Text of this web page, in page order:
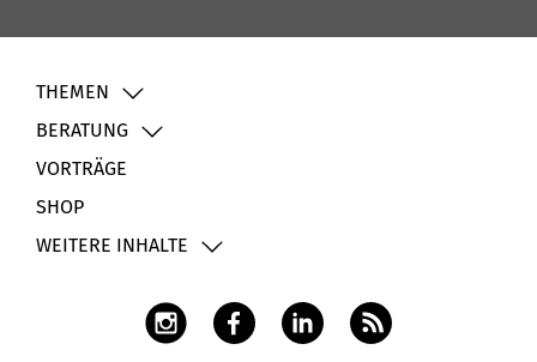
THEMEN
BERATUNG
VORTRÄGE
SHOP
WEITERE INHALTE